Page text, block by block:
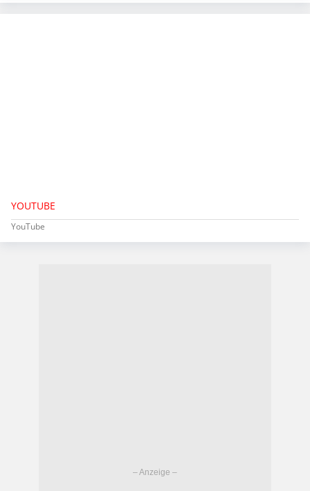
YOUTUBE
YouTube